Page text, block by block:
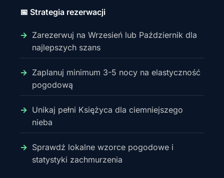
📅 Strategia rezerwacji
Zarezerwuj na Wrzesień lub Październik dla
najlepszych szans
Zaplanuj minimum 3-5 nocy na elastyczność
pogodową
Unikaj pełni Księżyca dla ciemniejszego
nieba
Sprawdź lokalne wzorce pogodowe i
statystyki zachmurzenia